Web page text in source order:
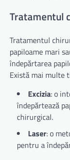
Tratamentul
Tratamentul
papiloame mari
îndepărtarea
Există mai multe
Excizia: o
îndepărtează
chirurgical.
Laser: o
pentru a